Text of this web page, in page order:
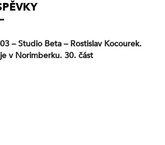
– Studio Beta – Rostislav Kocourek.
v Norimberku. 30. část